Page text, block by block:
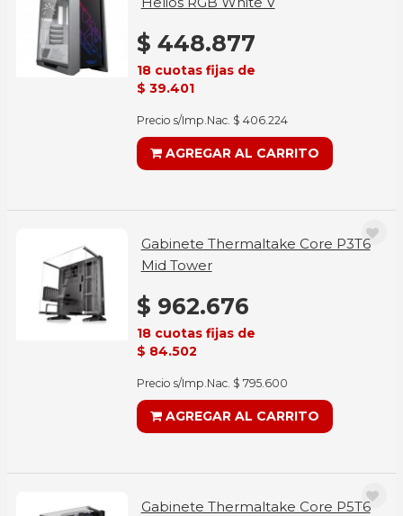
$ 448.877
18 cuotas fijas de
$ 39.401
Precio s/Imp.Nac. $ 406.224
AGREGAR AL CARRITO
Gabinete Thermaltake Core P3T6
Mid Tower
$ 962.676
18 cuotas fijas de
$ 84.502
Precio s/Imp.Nac. $ 795.600
AGREGAR AL CARRITO
Gabinete Thermaltake Core P5T6